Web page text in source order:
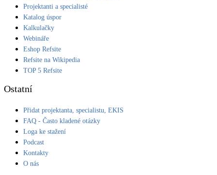
Projektanti a specialisté
Katalog úspor
Kalkulačky
Webináře
Eshop Refsite
Refsite na Wikipedia
TOP 5 Refsite
Ostatní
Přidat projektanta, specialistu, EKIS
FAQ - Často kladené otázky
Loga ke stažení
Podcast
Kontakty
O nás